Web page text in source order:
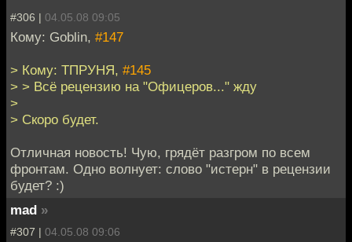
#306 | 04.05.08 09:05
Кому: Goblin, #147
> Кому: ТПРУНЯ, #145
> > Всё рецензию на "Офицеров..." жду
>
> Скоро будет.
Отличная новость! Чую, грядёт разгром по всем
фронтам. Одно волнует: слово "истерн" в рецензии
будет? :)
mad »
#307 | 04.05.08 09:06